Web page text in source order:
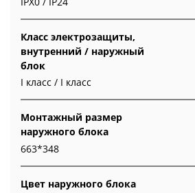
Класс электрозащиты,
внутренний / наружный
блок
I класс / I класс
Монтажный размер
наружного блока
663*348
Цвет наружного блока